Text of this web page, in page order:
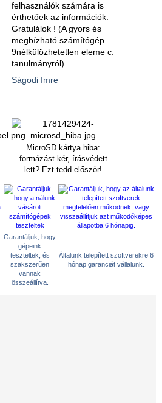
felhasználók számára is
érthetőek az információk.
Gratulálok ! (A gyors és
megbízható számítógép
9nélkülözhetetlen eleme c.
tanulmányról)
Ságodi Imre
MicroSD kártya hiba:
formázást kér, írásvédett
lett? Ezt tedd először!
Garantáljuk, hogy
gépeink
teszteltek, és
szakszerűen
vannak
összeállítva.
Általunk telepített szoftverekre 6
hónap garanciát vállalunk.